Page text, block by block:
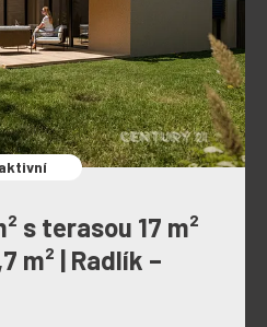
aktivní
s terasou 17 m²
m² | Radlík –